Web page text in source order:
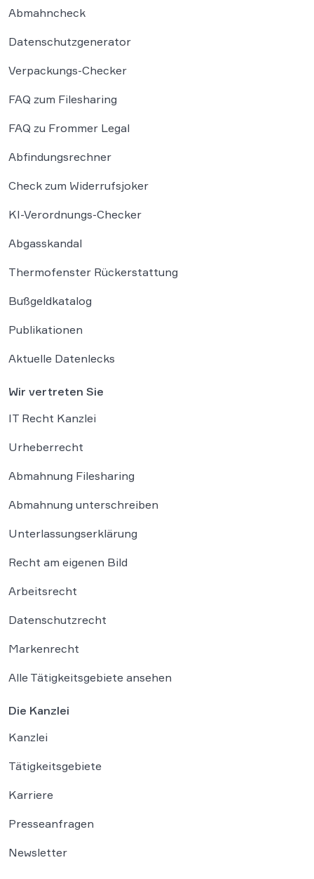
Abmahncheck
Datenschutzgenerator
Verpackungs-Checker
FAQ zum Filesharing
FAQ zu Frommer Legal
Abfindungsrechner
Check zum Widerrufsjoker
KI-Verordnungs-Checker
Abgasskandal
Thermofenster Rückerstattung
Bußgeldkatalog
Publikationen
Aktuelle Datenlecks
Wir vertreten Sie
IT Recht Kanzlei
Urheberrecht
Abmahnung Filesharing
Abmahnung unterschreiben
Unterlassungserklärung
Recht am eigenen Bild
Arbeitsrecht
Datenschutzrecht
Markenrecht
Alle Tätigkeitsgebiete ansehen
Die Kanzlei
Kanzlei
Tätigkeitsgebiete
Karriere
Presseanfragen
Newsletter